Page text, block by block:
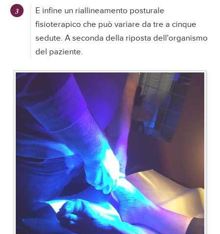
E infine un riallineamento posturale
fisioterapico che può variare da tre a cinque
sedute. A seconda della riposta dell'organismo
del paziente.